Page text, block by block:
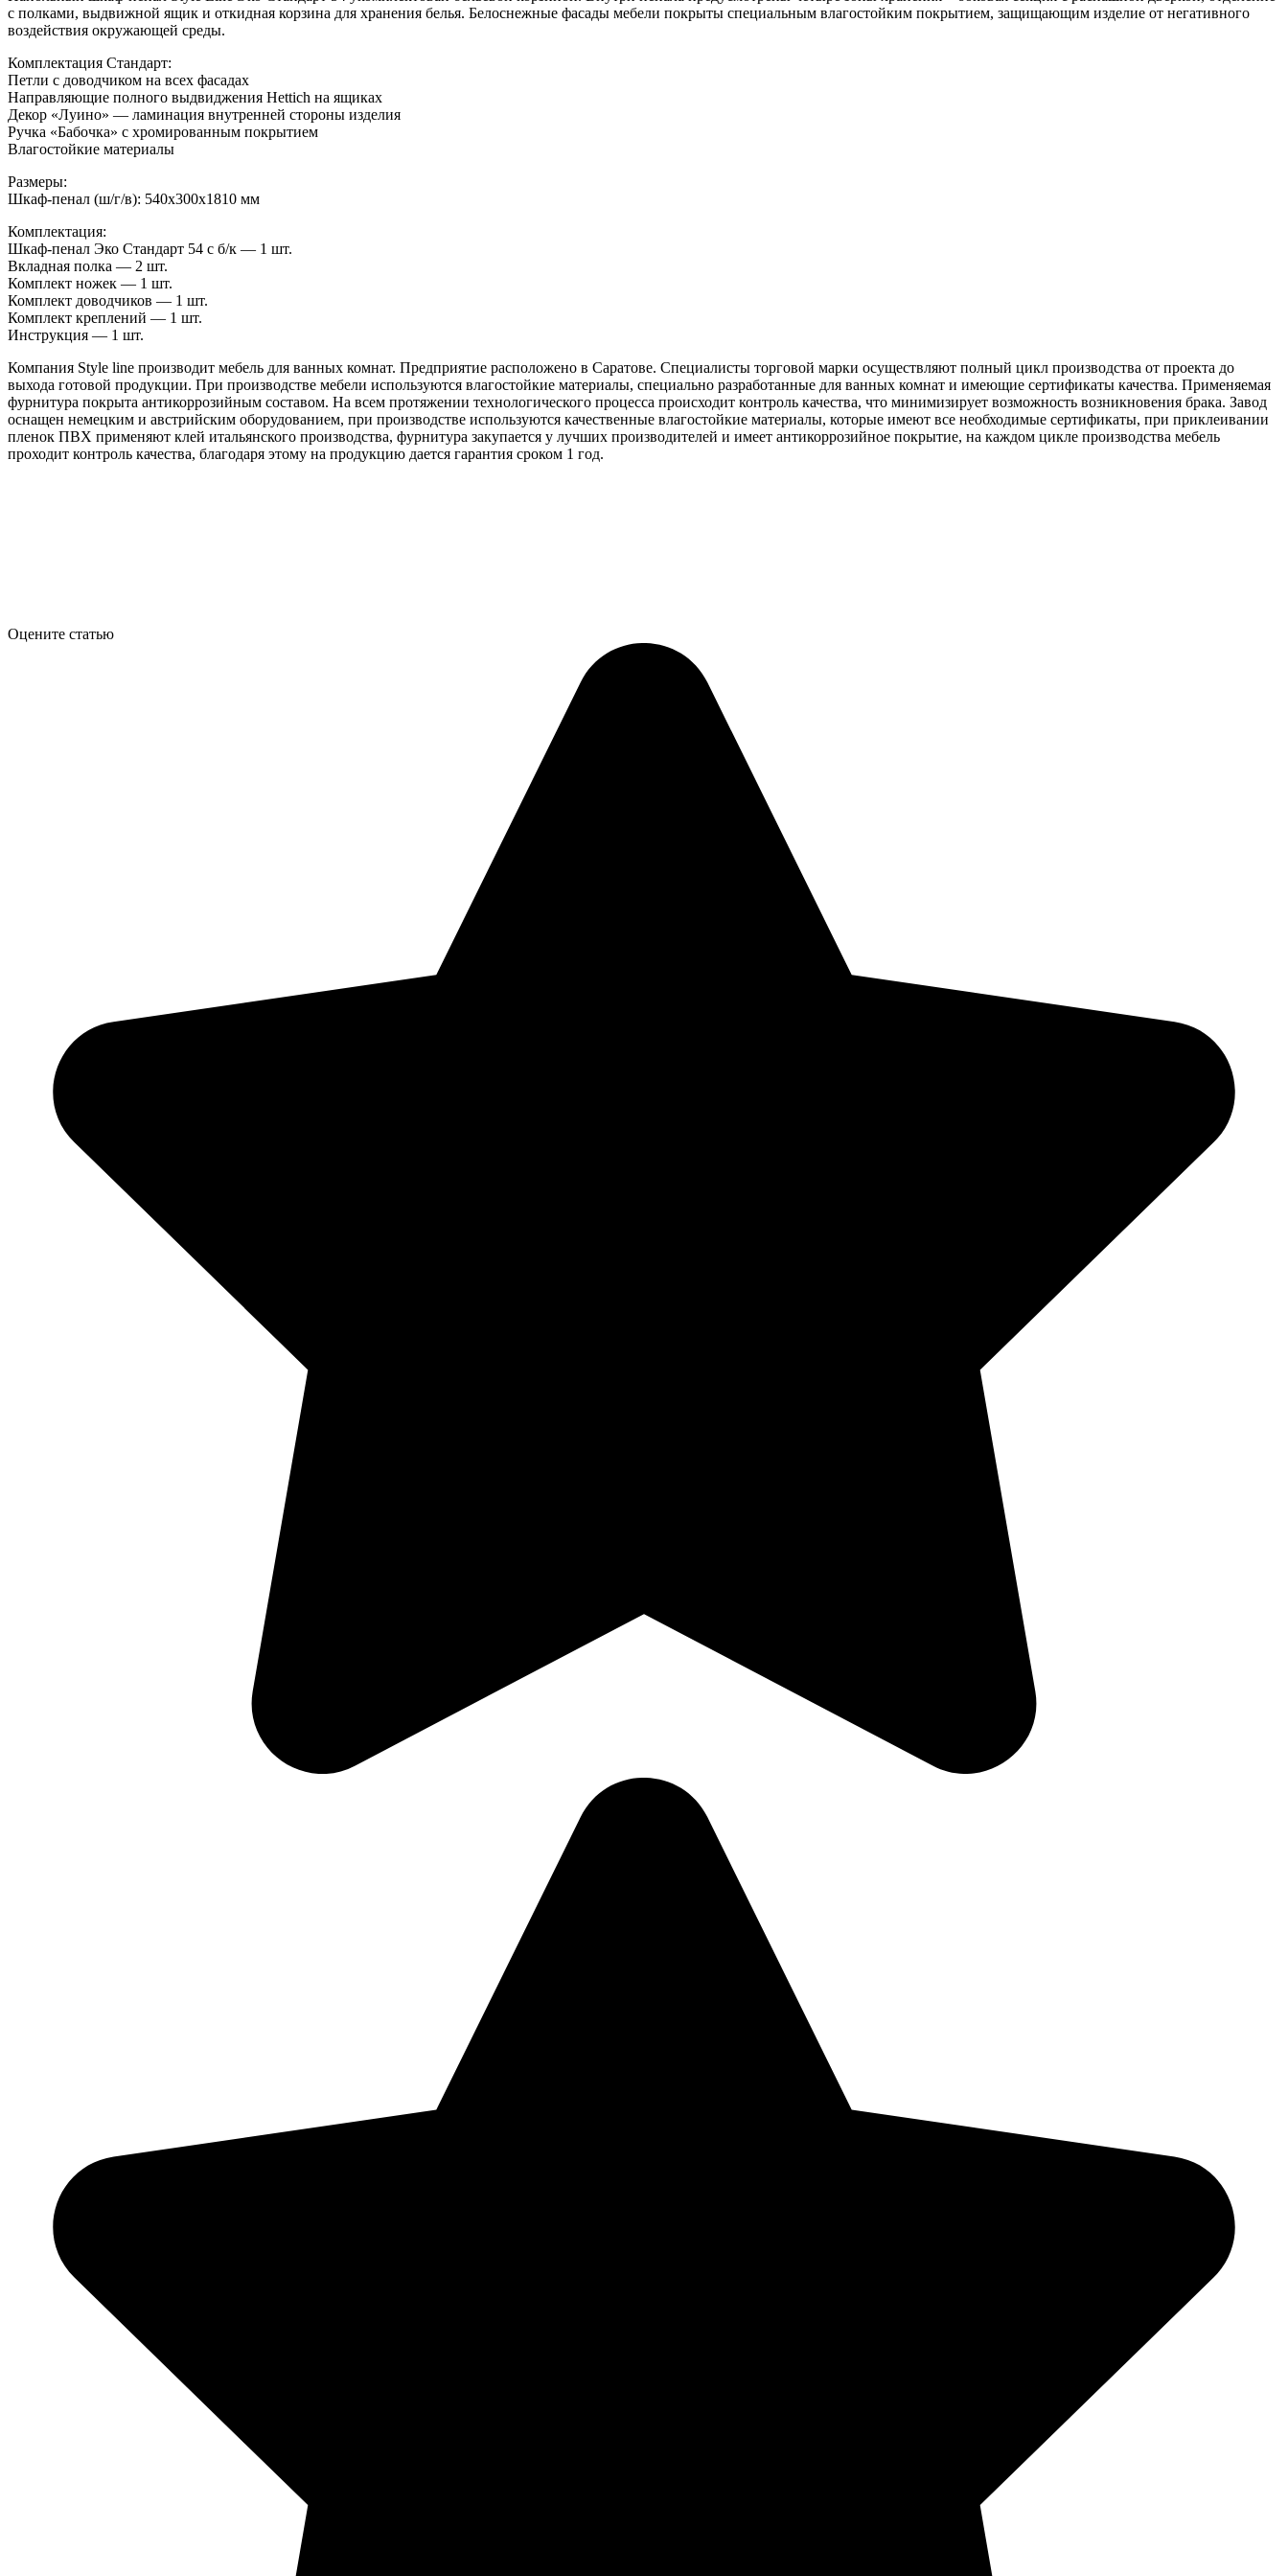
с полками, выдвижной ящик и откидная корзина для хранения белья. Белоснежные фасады мебели покрыты специальным влагостойким покрытием, защищающим изделие от негативного
воздействия окружающей среды.
Комплектация Стандарт:
Петли с доводчиком на всех фасадах
Направляющие полного выдвиджения Hettich на ящиках
Декор «Луино» — ламинация внутренней стороны изделия
Ручка «Бабочка» с хромированным покрытием
Влагостойкие материалы
Размеры:
Шкаф-пенал (ш/г/в): 540x300x1810 мм
Комплектация:
Шкаф-пенал Эко Стандарт 54 с б/к — 1 шт.
Вкладная полка — 2 шт.
Комплект ножек — 1 шт.
Комплект доводчиков — 1 шт.
Комплект креплений — 1 шт.
Инструкция — 1 шт.
Компания Style line производит мебель для ванных комнат. Предприятие расположено в Саратове. Специалисты торговой марки осуществляют полный цикл производства от проекта до
выхода готовой продукции. При производстве мебели используются влагостойкие материалы, специально разработанные для ванных комнат и имеющие сертификаты качества. Применяемая
фурнитура покрыта антикоррозийным составом. На всем протяжении технологического процесса происходит контроль качества, что минимизирует возможность возникновения брака. Завод
оснащен немецким и австрийским оборудованием, при производстве используются качественные влагостойкие материалы, которые имеют все необходимые сертификаты, при приклеивании
пленок ПВХ применяют клей итальянского производства, фурнитура закупается у лучших производителей и имеет антикоррозийное покрытие, на каждом цикле производства мебель
проходит контроль качества, благодаря этому на продукцию дается гарантия сроком 1 год.
Оцените статью